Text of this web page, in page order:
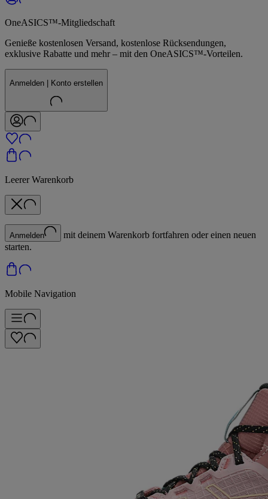
OneASICS™-Mitgliedschaft
Genieße kostenlosen Versand, kostenlose Rücksendungen,
exklusive Rabatte und mehr – mit den OneASICS™-Vorteilen.
Anmelden | Konto erstellen
Leerer Warenkorb
Anmelden
mit deinem Warenkorb fortfahren oder einen neuen
starten.
Mobile Navigation